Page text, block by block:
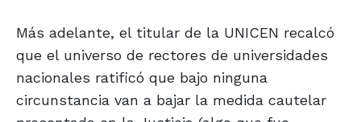
Más adelante, el titular de la UNICEN recalcó
que el universo de rectores de universidades
nacionales ratificó que bajo ninguna
circunstancia van a bajar la medida cautelar